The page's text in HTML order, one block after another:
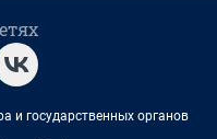
и государственных органов